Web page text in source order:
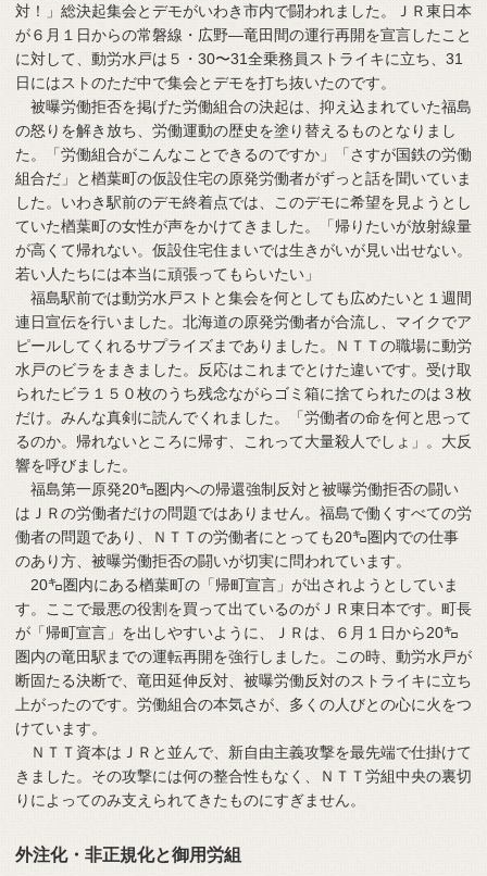
対！」総決起集会とデモがいわき市内で闘われました。ＪＲ東日本
が６月１日からの常磐線・広野―竜田間の運行再開を宣言したこと
に対して、動労水戸は５・30〜31全乗務員ストライキに立ち、31
日にはストのただ中で集会とデモを打ち抜いたのです。
被曝労働拒否を掲げた労働組合の決起は、抑え込まれていた福島
の怒りを解き放ち、労働運動の歴史を塗り替えるものとなりまし
た。「労働組合がこんなことできるのですか」「さすが国鉄の労働
組合だ」と楢葉町の仮設住宅の原発労働者がずっと話を聞いていま
した。いわき駅前のデモ終着点では、このデモに希望を見ようとし
ていた楢葉町の女性が声をかけてきました。「帰りたいが放射線量
が高くて帰れない。仮設住宅住まいでは生きがいが見い出せない。
若い人たちには本当に頑張ってもらいたい」
福島駅前では動労水戸ストと集会を何としても広めたいと１週間
連日宣伝を行いました。北海道の原発労働者が合流し、マイクでア
ピールしてくれるサプライズまでありました。ＮＴＴの職場に動労
水戸のビラをまきました。反応はこれまでとけた違いです。受け取
られたビラ１５０枚のうち残念ながらゴミ箱に捨てられたのは３枚
だけ。みんな真剣に読んでくれました。「労働者の命を何と思って
るのか。帰れないところに帰す、これって大量殺人でしょ」。大反
響を呼びました。
福島第一原発20㌔圏内への帰還強制反対と被曝労働拒否の闘い
はＪＲの労働者だけの問題ではありません。福島で働くすべての労
働者の問題であり、ＮＴＴの労働者にとっても20㌔圏内での仕事
のあり方、被曝労働拒否の闘いが切実に問われています。
20㌔圏内にある楢葉町の「帰町宣言」が出されようとしていま
す。ここで最悪の役割を買って出ているのがＪＲ東日本です。町長
が「帰町宣言」を出しやすいように、ＪＲは、６月１日から20㌔
圏内の竜田駅までの運転再開を強行しました。この時、動労水戸が
断固たる決断で、竜田延伸反対、被曝労働反対のストライキに立ち
上がったのです。労働組合の本気さが、多くの人びとの心に火をつ
けています。
ＮＴＴ資本はＪＲと並んで、新自由主義攻撃を最先端で仕掛けて
きました。その攻撃には何の整合性もなく、ＮＴＴ労組中央の裏切
りによってのみ支えられてきたものにすぎません。
外注化・非正規化と御用労組